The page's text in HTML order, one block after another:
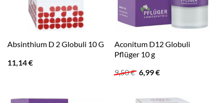
Absinthium D 2 Globuli 10 G
11,14€
Aconitum D12 Globuli
Pflüger 10 g
9,50€ Ursprünglicher
6,99€Aktueller